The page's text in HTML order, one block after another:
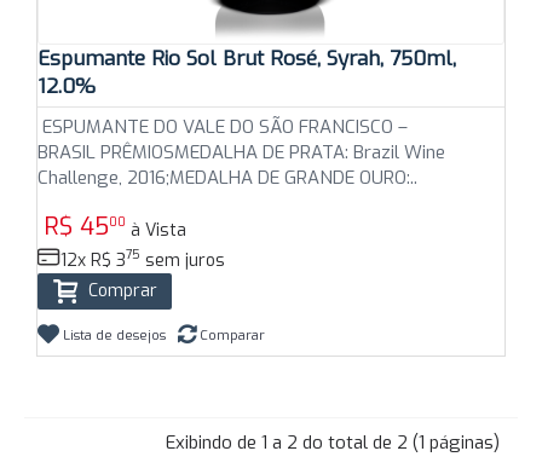
Espumante Rio Sol Brut Rosé, Syrah, 750ml,
12.0%
ESPUMANTE DO VALE DO SÃO FRANCISCO –
BRASIL PRÊMIOSMEDALHA DE PRATA: Brazil Wine
Challenge, 2016;MEDALHA DE GRANDE OURO:..
R$ 4500 à Vista
12x R$ 375 sem juros
Comprar
Lista de desejos Comparar
Exibindo de 1 a 2 do total de 2 (1 páginas)